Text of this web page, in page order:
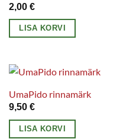
2,00 €
LISA KORVI
UmaPido rinnamärk
9,50 €
LISA KORVI